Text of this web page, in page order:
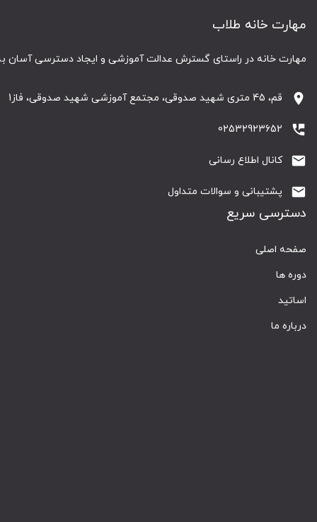
مهارت خانه طلاب
مهارت خانه در راستای گسترش عدالت آموزشی و ایجاد دسترسی آسان
location_on قم، 45 متری شهید صدوقی، مجتمع آموزشی شهید صدوقی، فاز1
perm_phone_msg
02532923652
email کانال اطلاع رسانی
email پشتیبانی و سوالات متداول
دسترسی سریع
صفحه اصلی
دوره ها
اساتید
درباره ما